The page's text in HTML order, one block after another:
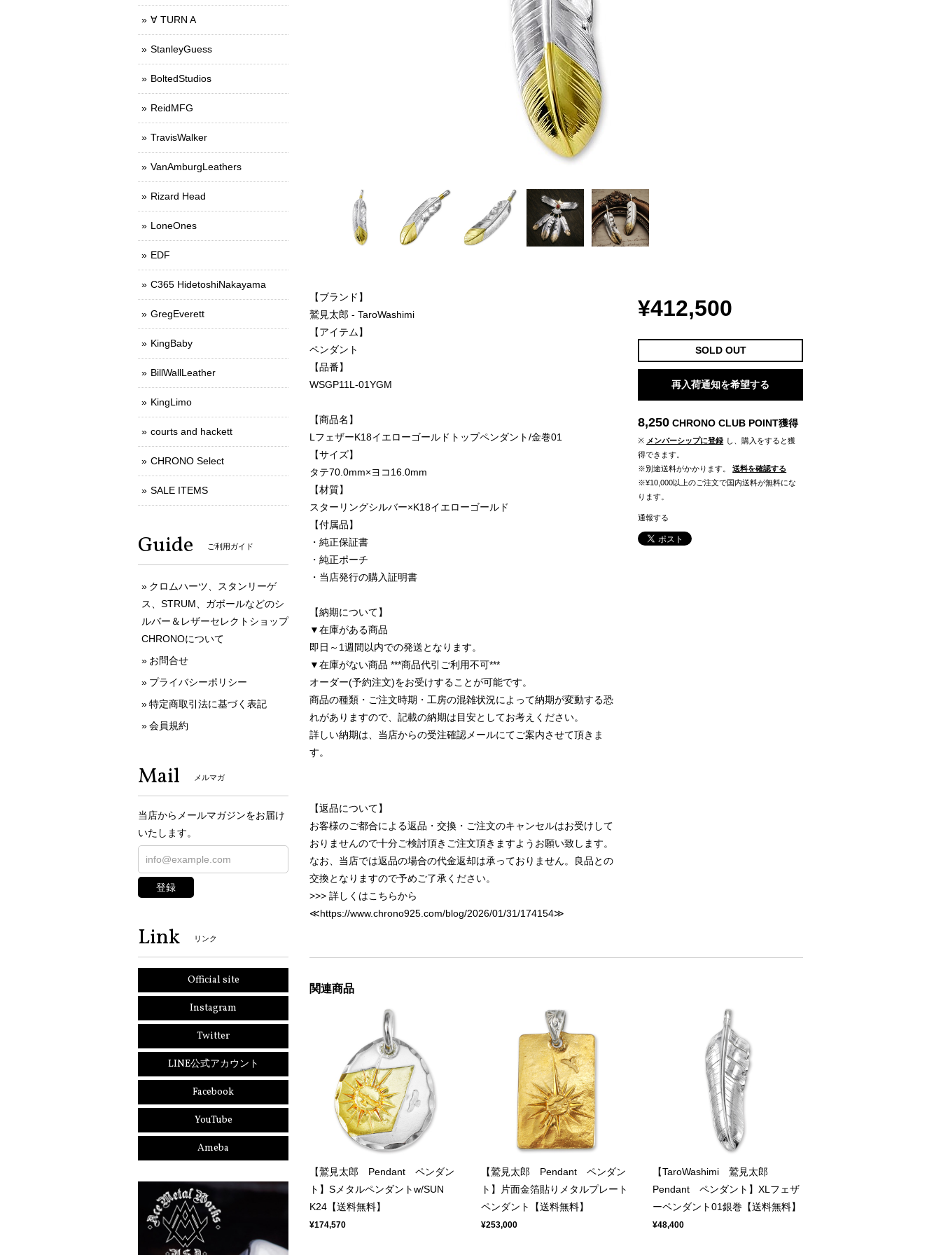
【ブランド】
鷲見太郎 - TaroWashimi
【アイテム】
ペンダント
【品番】
WSGP11L-01YGM
【商品名】
LフェザーK18イエローゴールドトップペンダント/金巻01
【サイズ】
タテ70.0mm×ヨコ16.0mm
【材質】
スターリングシルバー×K18イエローゴールド
【付属品】
・純正保証書
・純正ポーチ
・当店発行の購入証明書
【納期について】
▼在庫がある商品
即日～1週間以内での発送となります。
▼在庫がない商品 ***商品代引ご利用不可***
オーダー(予約注文)をお受けすることが可能です。
商品の種類・ご注文時期・工房の混雑状況によって納期が変動する恐
れがありますので、記載の納期は目安としてお考えください。
詳しい納期は、当店からの受注確認メールにてご案内させて頂きま
す。
【返品について】
お客様のご都合による返品・交換・ご注文のキャンセルはお受けして
おりませんので十分ご検討頂きご注文頂きますようお願い致します。
なお、当店では返品の場合の代金返却は承っておりません。良品との
交換となりますので予めご了承ください。
>>> 詳しくはこちらから
≪https://www.chrono925.com/blog/2026/01/31/174154≫
¥412,500
SOLD OUT
再入荷通知を希望する
8,250 CHRONO CLUB POINT獲得
※ メンバーシップに登録 し、購入をすると獲
得できます。
※別途送料がかかります。
送料を確認する
※¥10,000以上のご注文で国内送料が無料にな
ります。
通報する
関連商品
【鷲見太郎 Pendant ペンダン
ト】Sメタルペンダントw/SUN
K24【送料無料】
¥174,570
【鷲見太郎 Pendant ペンダン
ト】片面金箔貼りメタルプレート
ペンダント【送料無料】
¥253,000
【TaroWashimi 鷲見太郎
Pendant ペンダント】XLフェザ
ーペンダント01銀巻【送料無料】
¥48,400
∀ TURN A
StanleyGuess
BoltedStudios
ReidMFG
TravisWalker
VanAmburgLeathers
Rizard Head
LoneOnes
EDF
C365 HidetoshiNakayama
GregEverett
KingBaby
BillWallLeather
KingLimo
courts and hackett
CHRONO Select
SALE ITEMS
Guide ご利用ガイド
クロムハーツ、スタンリーゲ
ス、STRUM、ガボールなどのシ
ルバー＆レザーセレクトショップ
CHRONOについて
お問合せ
プライバシーポリシー
特定商取引法に基づく表記
会員規約
Mail メルマガ
当店からメールマガジンをお届け
いたします。
登録
Link リンク
Official site
Instagram
Twitter
LINE公式アカウント
Facebook
YouTube
Ameba